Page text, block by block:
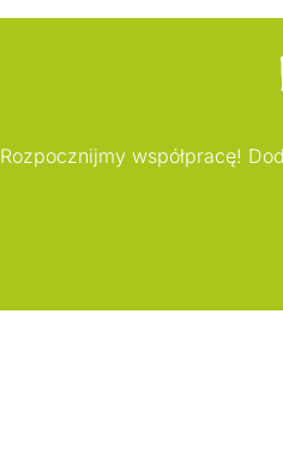
Rozpocznijmy współpracę!